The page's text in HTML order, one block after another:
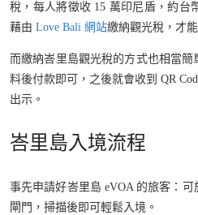
稅，每人將徵收 15 萬印尼盾，約台
藉由 Love Bali 網站繳納觀光稅，才
而繳納峇里島觀光稅的方式也相當
料後付款即可，之後就會收到 QR
出示。
峇里島入境流程
事先申請好峇里島 eVOA 的旅客：
閘門，掃描後即可輕鬆入境。